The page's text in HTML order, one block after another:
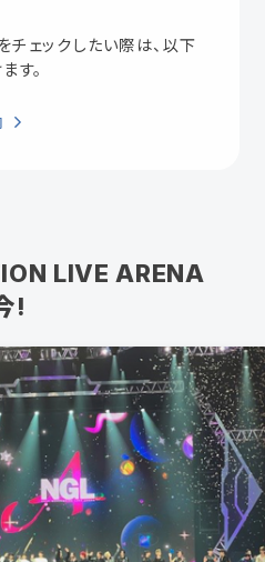
ェックしたい際は、以下
す。
LIVE ARENA
!